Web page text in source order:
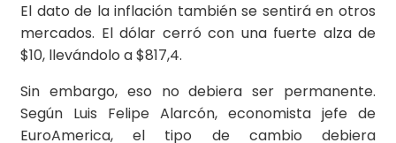
El dato de la inflación también se sentirá en otros
mercados. El dólar cerró con una fuerte alza de
$10, llevándolo a $817,4.
Sin embargo, eso no debiera ser permanente.
Según Luis Felipe Alarcón, economista jefe de
EuroAmerica, el tipo de cambio debiera